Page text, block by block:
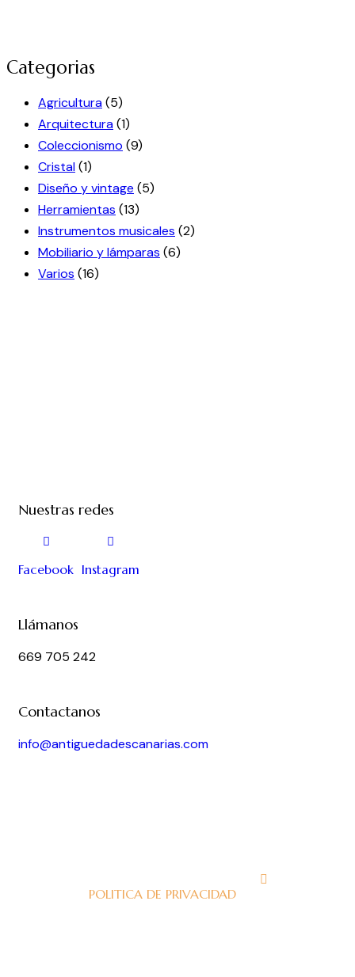
Categorias
Agricultura(5)
Arquitectura(1)
Coleccionismo (9)
Cristal(1)
Diseño y vintage (5)
Herramientas (13)
Instrumentos musicales (2)
Mobiliario y lámparas (6)
Varios (16)
Nuestras redes
Facebook Instagram
Llámanos
669 705 242
Contactanos
info@antiguedadescanarias.com
POLITICA DE PRIVACIDAD